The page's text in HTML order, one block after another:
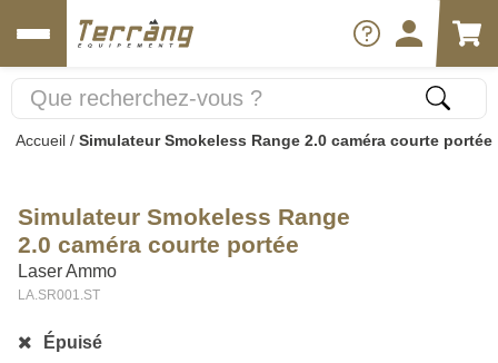
Accueil / Simulateur Smokeless Range 2.0 caméra courte portée
Simulateur Smokeless Range
2.0 caméra courte portée
Laser Ammo
LA.SR001.ST
Épuisé